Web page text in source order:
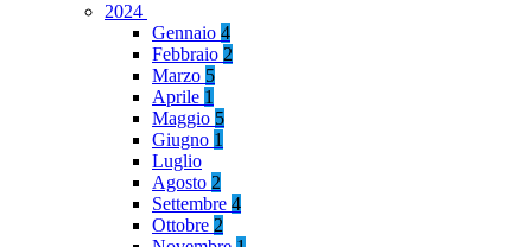
2024
Gennaio 4
Febbraio 2
Marzo 5
Aprile 1
Maggio 5
Giugno 1
Luglio
Agosto 2
Settembre 4
Ottobre 2